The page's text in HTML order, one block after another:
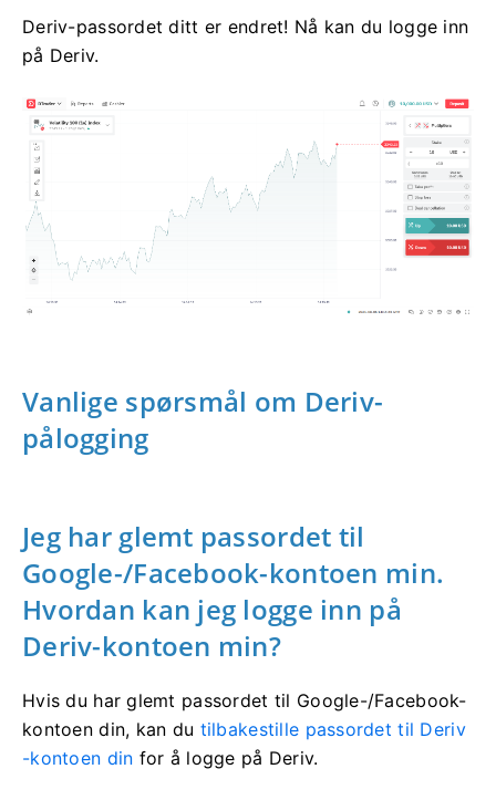
Deriv-passordet ditt er endret! Nå kan du logge inn
på Deriv.
Vanlige spørsmål om Deriv-
pålogging
Jeg har glemt passordet til
Google-/Facebook-kontoen min.
Hvordan kan jeg logge inn på
Deriv-kontoen min?
Hvis du har glemt passordet til Google-/Facebook-
kontoen din, kan du tilbakestille passordet til Deriv
-kontoen din for å logge på Deriv.